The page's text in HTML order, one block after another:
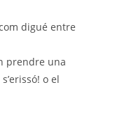
digué entre
prendre una
o el